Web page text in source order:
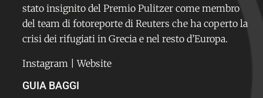
stato insignito del Premio Pulitzer come membro
del team di fotoreporte di Reuters che ha coperto la
crisi dei rifugiati in Grecia e nel resto d’Europa.
Instagram |Website
GUIA BAGGI